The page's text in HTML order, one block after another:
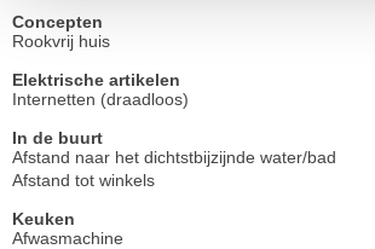
Concepten
Rookvrij huis
Elektrische artikelen
Internetten (draadloos)
In de buurt
Afstand naar het dichtstbijzijnde water/bad
Afstand tot winkels
Keuken
Afwasmachine